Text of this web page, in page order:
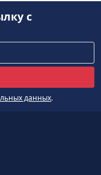
с
данных.